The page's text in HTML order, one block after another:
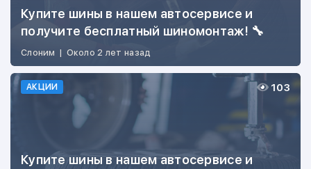
Купите шины в нашем автосервисе и
получите бесплатный шиномонтаж! 🔧
Слоним | Около 2 лет назад
АКЦИИ
Купите шины в нашем автосервисе и
103